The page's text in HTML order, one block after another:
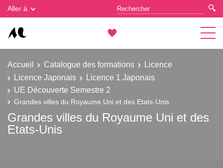
Aller à
Accueil Catalogue des formations
Licence
Licence Japonais
Licence 1 Japonais
UE Découverte Semestre 2
Grandes villes du Royaume Uni et des Etats-Unis
Grandes villes du Royaume Uni et des
Etats-Unis
Gestion des cookies